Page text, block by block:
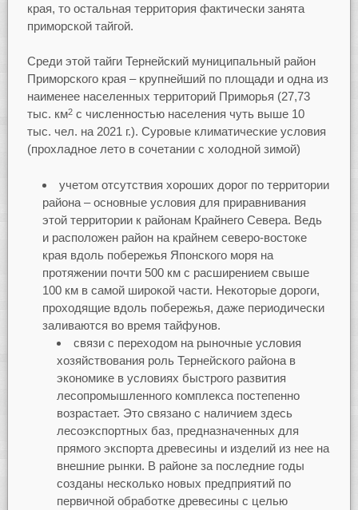
края, то остальная территория фактически занята
приморской тайгой.
Среди этой тайги Тернейский муниципальный район
Приморского края – крупнейший по площади и одна из
наименее населенных территорий Приморья (27,73
тыс. км2с численностью населения чуть выше 10
тыс. чел. на 2021 г.). Суровые климатические условия
(прохладное лето в сочетании с холодной зимой)
учетом отсутствия хороших дорог по территории
района – основные условия для приравнивания
этой территории к районам Крайнего Севера. Ведь
и расположен район на крайнем северо-востоке
края вдоль побережья Японского моря на
протяжении почти 500 км с расширением свыше
100 км в самой широкой части. Некоторые дороги,
проходящие вдоль побережья, даже периодически
заливаются во время тайфунов.
связи с переходом на рыночные условия
хозяйствования роль Тернейского района в
экономике в условиях быстрого развития
лесопромышленного комплекса постепенно
возрастает. Это связано с наличием здесь
лесоэкспортных баз, предназначенных для
прямого экспорта древесины и изделий из нее на
внешние рынки. В районе за последние годы
созданы несколько новых предприятий по
первичной обработке древесины с целью